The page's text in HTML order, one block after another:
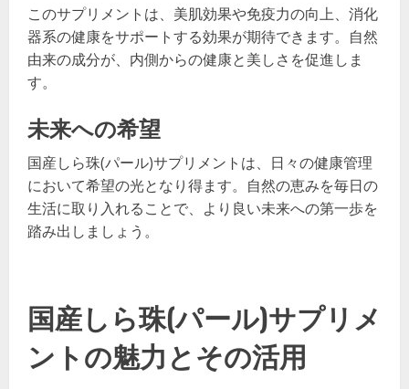
このサプリメントは、美肌効果や免疫力の向上、消化
器系の健康をサポートする効果が期待できます。自然
由来の成分が、内側からの健康と美しさを促進しま
す。
未来への希望
国産しら珠(パール)サプリメントは、日々の健康管理
において希望の光となり得ます。自然の恵みを毎日の
生活に取り入れることで、より良い未来への第一歩を
踏み出しましょう。
国産しら珠(パール)サプリメ
ントの魅力とその活用